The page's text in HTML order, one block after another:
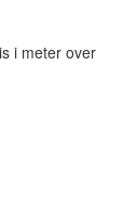
i meter over